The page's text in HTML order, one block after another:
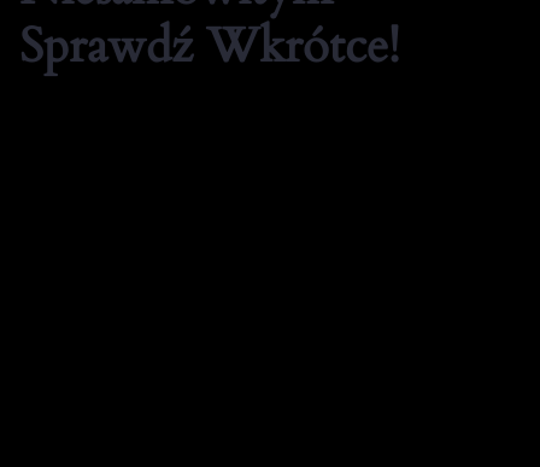
Sprawdź Wkrótce!